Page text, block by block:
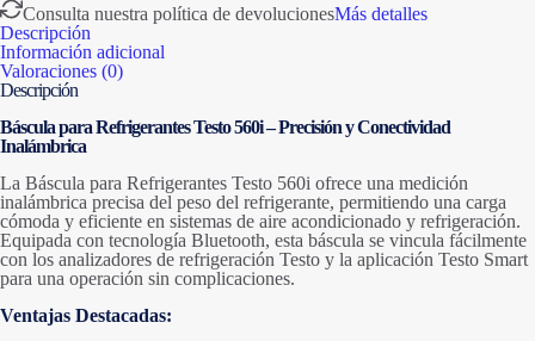
Consulta nuestra política de devolucionesMás detalles
Descripción
Información adicional
Valoraciones (0)
Descripción
Báscula para Refrigerantes Testo 560i – Precisión y Conectividad
Inalámbrica
La Báscula para Refrigerantes Testo 560i ofrece una medición
inalámbrica precisa del peso del refrigerante, permitiendo una carga
cómoda y eficiente en sistemas de aire acondicionado y refrigeración.
Equipada con tecnología Bluetooth, esta báscula se vincula fácilmente
con los analizadores de refrigeración Testo y la aplicación Testo Smart
para una operación sin complicaciones.
Ventajas Destacadas: